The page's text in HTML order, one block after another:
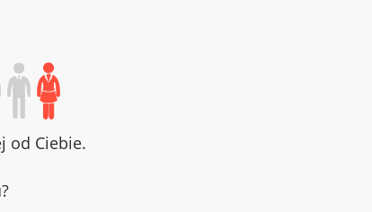
od Ciebie.